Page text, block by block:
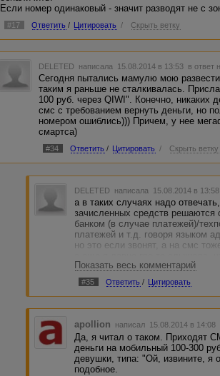
Если номер одинаковый - значит разводят не с
#17 Ответить / Цитировать / Скрыть ветку
DELETED написала 15.08.2014 в 13:53 в ответ
Сегодня пытались мамулю мою
таким я раньше не сталкивалась.
100 руб. через QIWI". Конечно, никаких
смс с требованием вернуть деньги, но
номером ошиблись))) Причем, у нее
смартса)
#34 Ответить / Цитировать / Скрыть ветку
DELETED написала 15.08.2014 в
а в таких случаях надо
зачисленных средств решаются
банком (в случае платежей)/
платежей и т.д. говоря языком
но это если звонят, а на смс
подозрения, то можно
оператору и уточнить, не
Показать весь комментарий
#35 Ответить / Цитировать
apollion написал 15.08.2014 в 14:08
Да, я читал о таком. Приходят
деньги на мобильный 100-300
девушки, типа: "Ой, извините, я
подобное.